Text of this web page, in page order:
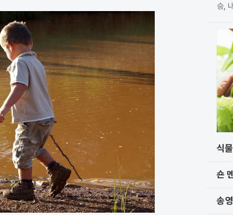
승,
가
식
숀
송